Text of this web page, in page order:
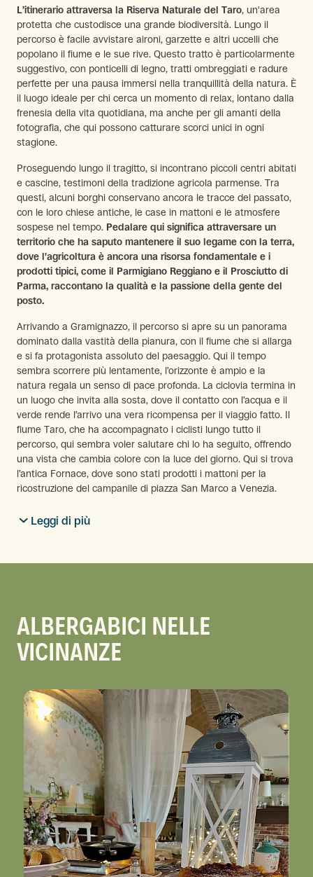
L’itinerario attraversa la Riserva Naturale del Taro, un'area
protetta che custodisce una grande biodiversità. Lungo il
percorso è facile avvistare aironi, garzette e altri uccelli che
popolano il fiume e le sue rive. Questo tratto è particolarmente
suggestivo, con ponticelli di legno, tratti ombreggiati e radure
perfette per una pausa immersi nella tranquillità della natura. È
il luogo ideale per chi cerca un momento di relax, lontano dalla
frenesia della vita quotidiana, ma anche per gli amanti della
fotografia, che qui possono catturare scorci unici in ogni
stagione.
Proseguendo lungo il tragitto, si incontrano piccoli centri abitati
e cascine, testimoni della tradizione agricola parmense. Tra
questi, alcuni borghi conservano ancora le tracce del passato,
con le loro chiese antiche, le case in mattoni e le atmosfere
sospese nel tempo. Pedalare qui significa attraversare un
territorio che ha saputo mantenere il suo legame con la terra,
dove l'agricoltura è ancora una risorsa fondamentale e i
prodotti tipici, come il Parmigiano Reggiano e il Prosciutto di
Parma, raccontano la qualità e la passione della gente del
posto.
Arrivando a Gramignazzo, il percorso si apre su un panorama
dominato dalla vastità della pianura, con il fiume che si allarga
e si fa protagonista assoluto del paesaggio. Qui il tempo
sembra scorrere più lentamente, l’orizzonte è ampio e la
natura regala un senso di pace profonda. La ciclovia termina in
un luogo che invita alla sosta, dove il contatto con l’acqua e il
verde rende l’arrivo una vera ricompensa per il viaggio fatto. Il
fiume Taro, che ha accompagnato i ciclisti lungo tutto il
percorso, qui sembra voler salutare chi lo ha seguito, offrendo
una vista che cambia colore con la luce del giorno. Qui si trova
l’antica Fornace, dove sono stati prodotti i mattoni per la
ricostruzione del campanile di piazza San Marco a Venezia.
Leggi di più
ALBERGABICI NELLE
VICINANZE